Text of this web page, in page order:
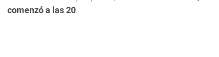
comenzó a las 20.